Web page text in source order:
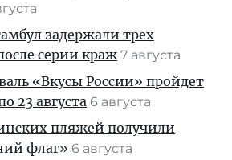
задержали трех
серии краж 7 августа
«Вкусы России» пройдет
23 августа 6 августа
пляжей получили
флаг» 6 августа